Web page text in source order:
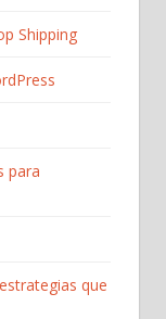
Shipping
para
que